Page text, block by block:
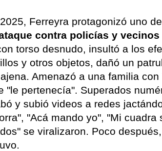
Ferreyra protagonizó uno
contra policías y
torso desnudo, insultó a los
y otros objetos, dañó un
Amenazó a una familia
"le pertenecía". Superados
y subió videos a redes
"Acá mando yo", "Mi
se viralizaron. Poco